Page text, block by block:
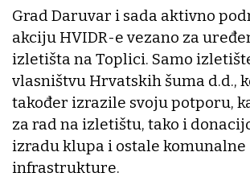
Grad Daruvar i sada aktivno
akciju HVIDR-e vezano za
izletišta na Toplici. Samo
vlasništvu Hrvatskih šuma d.d.,
također izrazile svoju potporu,
za rad na izletištu, tako i
izradu klupa i ostale komunalne
infrastrukture.